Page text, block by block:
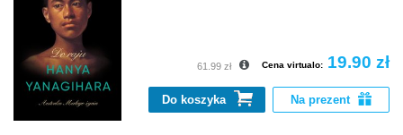
Cena virtualo: 19.90 zł
61.99 zł
Do koszyka Na prezent